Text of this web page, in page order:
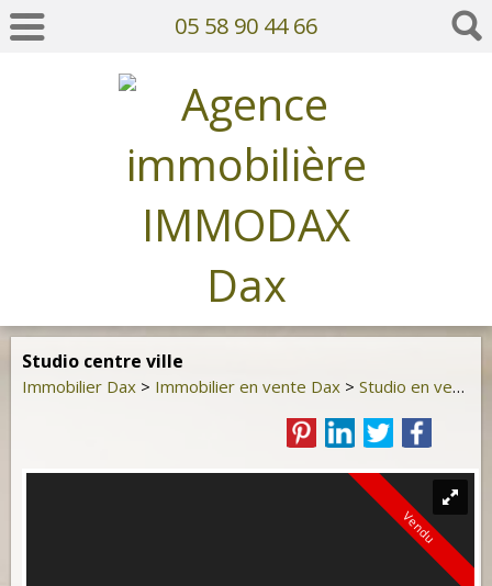
05 58 90 44 66
Studio centre ville
Immobilier Dax > Immobilier en vente Dax > Studio en vente Dax
Vendu